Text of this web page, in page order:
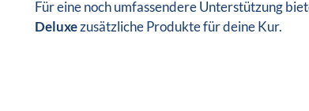
Für eine noch umfassendere Unterstützung
Deluxezusätzliche Produkte für deine Kur.